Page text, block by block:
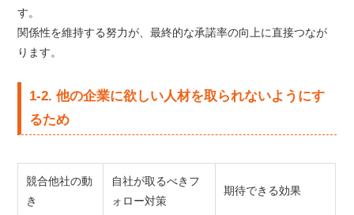
す。
関係性を維持する努力が、最終的な承諾率の向上に直接つなが
ります。
1-2. 他の企業に欲しい人材を取られないようにす
るため
競合他社の動
き
自社が取るべきフ
ォロー対策
期待できる効果